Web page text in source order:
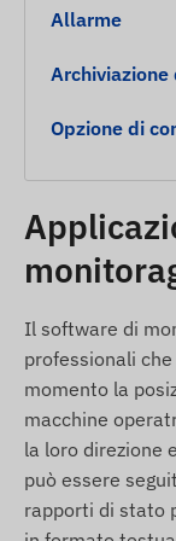
spruzzi
Lunga
duraturo.
a scopo
Allarmi
Avvio
pressione
automatico.
Rimozione
rimozione).
Allarme
Archiviazione
Opzione di
Il software di
professionali
momento la
macchine
la loro direzione
può essere
rapporti di stato